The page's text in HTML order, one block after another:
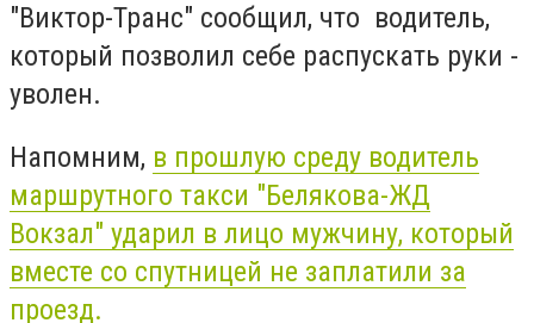
"Виктор-Транс" сообщил, что водитель,
который позволил себе распускать руки -
уволен.
Напомним, в прошлую среду водитель
маршрутного такси "Белякова-ЖД
Вокзал" ударил в лицо мужчину, который
вместе со спутницей не заплатили за
проезд.